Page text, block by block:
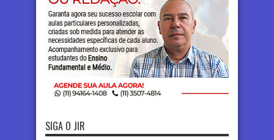
SIGA O JIR